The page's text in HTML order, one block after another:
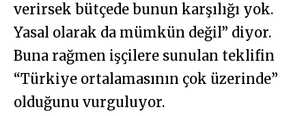
verirsek bütçede bunun karşılığı yok.
Yasal olarak da mümkün değil” diyor.
Buna rağmen işçilere sunulan teklifin
“Türkiye ortalamasının çok üzerinde”
olduğunu vurguluyor.